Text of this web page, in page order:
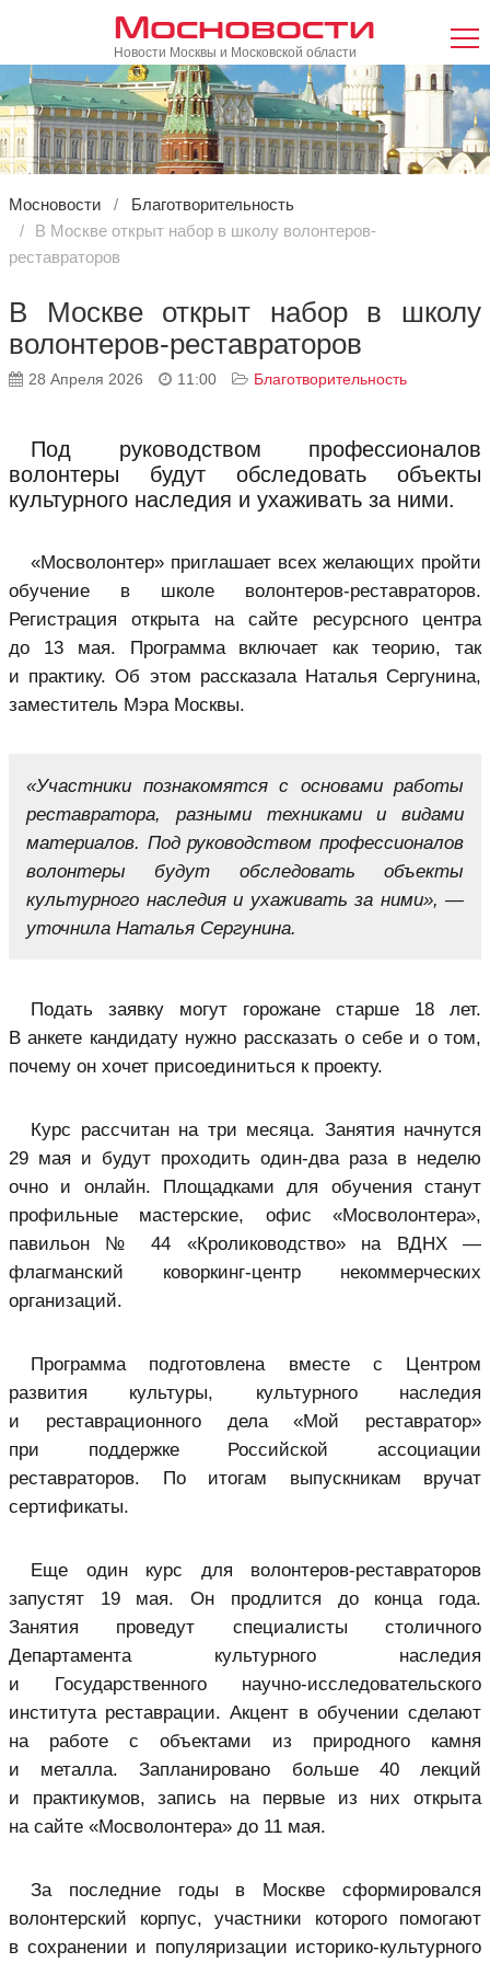
Мосновости
Новости Москвы и Московской области
Мосновости
Благотворительность
В Москве открыт набор в школу волонтеров-
реставраторов
В Москве открыт набор в школу
волонтеров-реставраторов
28 Апреля 2026 11:00 Благотворительность
Под руководством профессионалов
волонтеры будут обследовать объекты
культурного наследия и ухаживать за ними.
«Мосволонтер» приглашает всех желающих пройти
обучение в школе волонтеров-реставраторов.
Регистрация открыта на сайте ресурсного центра
до 13 мая. Программа включает как теорию, так
и практику. Об этом рассказала Наталья Сергунина,
заместитель Мэра Москвы.
«Участники познакомятся с основами работы
реставратора, разными техниками и видами
материалов. Под руководством профессионалов
волонтеры будут обследовать объекты
культурного наследия и ухаживать за ними», —
уточнила Наталья Сергунина.
Подать заявку могут горожане старше 18 лет.
В анкете кандидату нужно рассказать о себе и о том,
почему он хочет присоединиться к проекту.
Курс рассчитан на три месяца. Занятия начнутся
29 мая и будут проходить один-два раза в неделю
очно и онлайн. Площадками для обучения станут
профильные мастерские, офис «Мосволонтера»,
павильон № 44 «Кролиководство» на ВДНХ —
флагманский коворкинг-центр некоммерческих
организаций.
Программа подготовлена вместе с Центром
развития культуры, культурного наследия
и реставрационного дела «Мой реставратор»
при поддержке Российской ассоциации
реставраторов. По итогам выпускникам вручат
сертификаты.
Еще один курс для волонтеров-реставраторов
запустят 19 мая. Он продлится до конца года.
Занятия проведут специалисты столичного
Департамента культурного наследия
и Государственного научно-исследовательского
института реставрации. Акцент в обучении сделают
на работе с объектами из природного камня
и металла. Запланировано больше 40 лекций
и практикумов, запись на первые из них открыта
на сайте «Мосволонтера» до 11 мая.
За последние годы в Москве сформировался
волонтерский корпус, участники которого помогают
в сохранении и популяризации историко-культурного